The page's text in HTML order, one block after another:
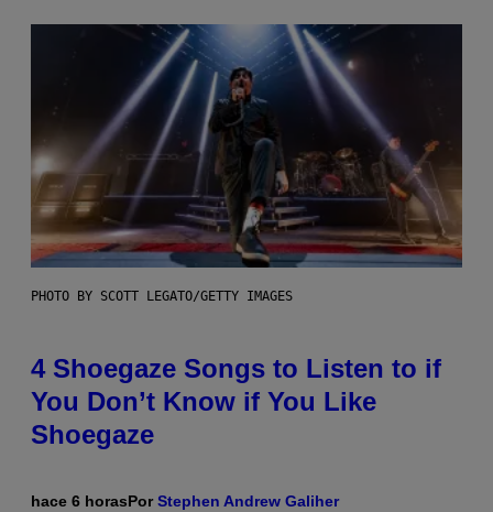
PHOTO BY SCOTT LEGATO/GETTY IMAGES
4 Shoegaze Songs to Listen to if
You Don’t Know if You Like
Shoegaze
hace 6 horasPorStephen Andrew Galiher